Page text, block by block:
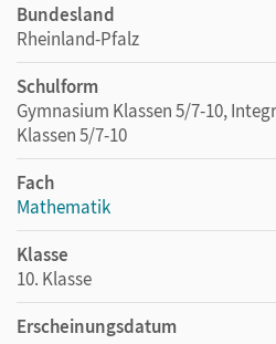
Bundesland
Rheinland-Pfalz
Schulform
Gymnasium Klassen 5/7-10,
Klassen 5/7-10
Fach
Mathematik
Klasse
10. Klasse
Erscheinungsdatum